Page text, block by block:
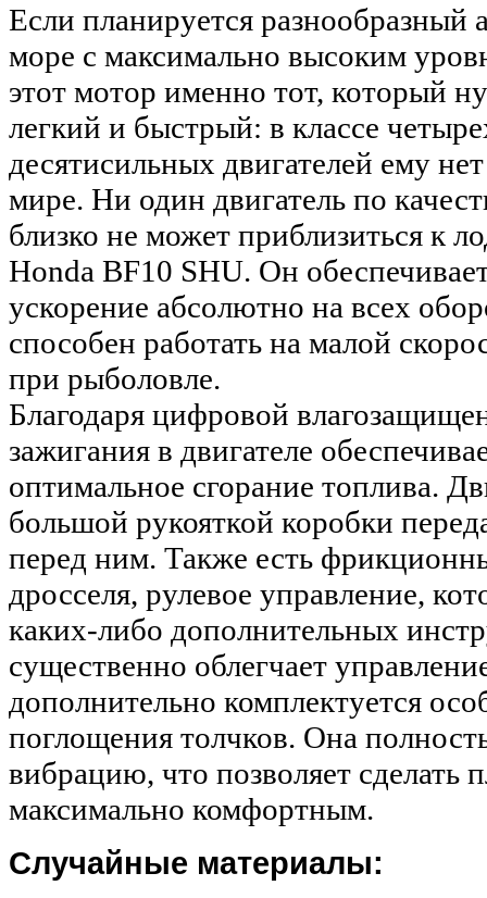
Если планируется разнообразный
море с максимально высоким
этот мотор именно тот, который
легкий и быстрый: в классе
десятисильных двигателей ему
мире. Ни один двигатель по
близко не может приблизиться к
Honda BF10 SHU. Он
ускорение абсолютно на всех
способен работать на малой
при рыболовле.
Благодаря цифровой
зажигания в двигателе
оптимальное сгорание топлива.
большой рукояткой коробки
перед ним. Также есть
дросселя, рулевое управление,
каких-либо дополнительных
существенно облегчает
дополнительно комплектуется
поглощения толчков. Она
вибрацию, что позволяет сделать
максимально комфортным.
Случайные материалы: